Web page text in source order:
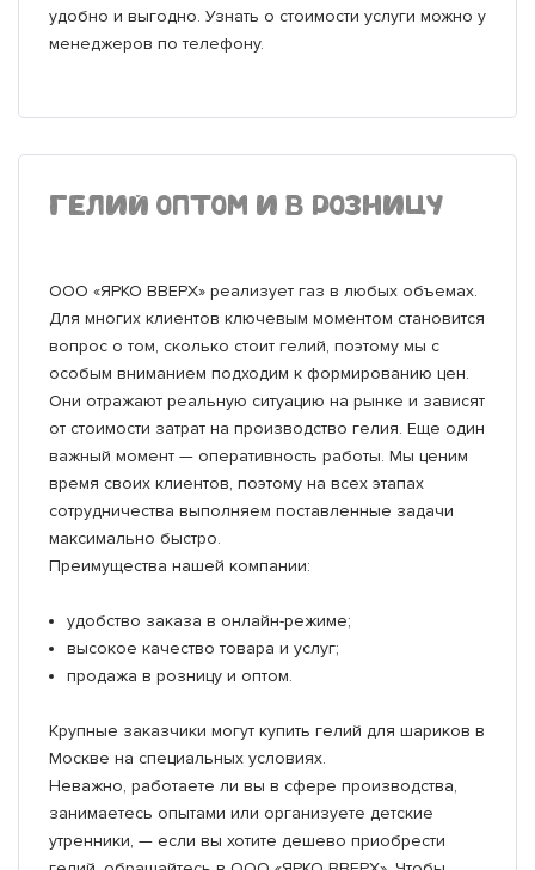
Артикул: 2302М
370.00 р.
1
Артикул: 1103-2123
890.00 р.
1
Артикул: 1204-1438
999.00 р.
1
Артикул: 1105-0371
950.00 р.
1
Артикул: 1103-2403
550.00 р.
1
Артикул: 6232258
30.00 р.
1
Артикул: 1103-2898
650.00 р.
1
Артикул: JFRS18-8
200.00 р.
1
удобно и выгодно. Узнать о стоимости услуги можно у
менеджеров по телефону.
ГЕЛИЙ ОПТОМ И В РОЗНИЦУ
ООО «ЯРКО ВВЕРХ» реализует газ в любых объемах.
Для многих клиентов ключевым моментом становится
вопрос о том, сколько стоит гелий, поэтому мы с
особым вниманием подходим к формированию цен.
Они отражают реальную ситуацию на рынке и зависят
от стоимости затрат на производство гелия. Еще один
важный момент — оперативность работы. Мы ценим
время своих клиентов, поэтому на всех этапах
сотрудничества выполняем поставленные задачи
максимально быстро.
Преимущества нашей компании:
удобство заказа в онлайн-режиме;
высокое качество товара и услуг;
продажа в розницу и оптом.
Крупные заказчики могут купить гелий для шариков в
Москве на специальных условиях.
Неважно, работаете ли вы в сфере производства,
занимаетесь опытами или организуете детские
утренники, — если вы хотите дешево приобрести